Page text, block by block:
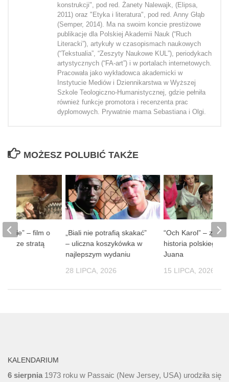
konstrukcji", pod red. Żanety Nalewajk, (Elipsa,
2011) oraz "Etyka i literatura", pod red. Anny Głąb
(Semper, 2014). Ma na swoim koncie prestiżowe
publikacje dla Polskiej Akademii Nauk (“Ruch
Literacki”), artykuły w czasopismach naukowych
(“Tekstualia”, “Zeszyty Naukowe KUL”), periodykach
artystycznych (“FA-art”) i w portalach internetowych.
Pracowała jako wykładowca akademicki w
Instytucie Mediów i Dziennikarstwa w Wyższej
Szkole Teologiczno-Humanistycznej, gdzie pełniła
również funkcje promotora i recenzenta prac
dyplomowych. Prywatnie mama Sebastiana i Olgi.
MOŻESZ POLUBIĆ TAKŻE
„Biali nie potrafią skakać”
– uliczna koszykówka w
najlepszym wydaniu
28 LIPCA, 2026
“Och Karol” –
historia polskiego
Juana
15 LIPCA, 2026
ludzie” – film o
ze stratą
KALENDARIUM
6 sierpnia 1973 roku w Passaic (New Jersey, USA) urodziła się